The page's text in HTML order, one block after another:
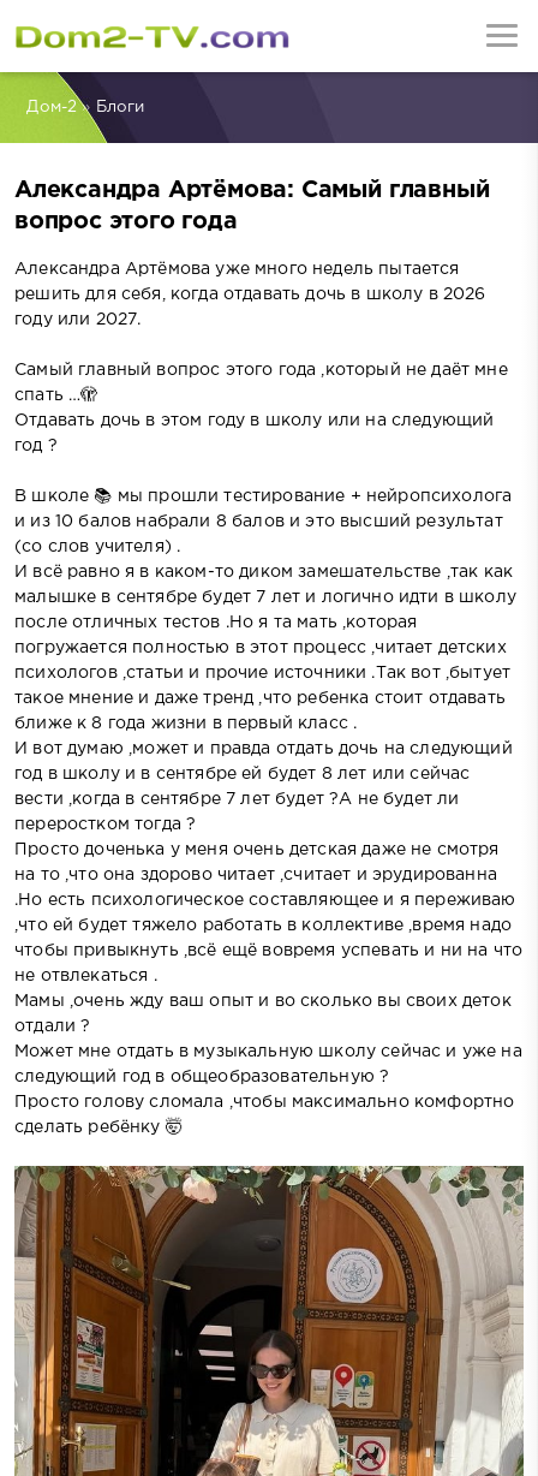
Дом-2» Блоги
Александра Артёмова: Самый главный
вопрос этого года
Александра Артёмова уже много недель пытается
решить для себя, когда отдавать дочь в школу в 2026
году или 2027.
Самый главный вопрос этого года ,который не даёт мне
спать …🫣
Отдавать дочь в этом году в школу или на следующий
год ?
В школе 📚 мы прошли тестирование + нейропсихолога
и из 10 балов набрали 8 балов и это высший результат
(со слов учителя) .
И всё равно я в каком-то диком замешательстве ,так как
малышке в сентябре будет 7 лет и логично идти в школу
после отличных тестов .Но я та мать ,которая
погружается полностью в этот процесс ,читает детских
психологов ,статьи и прочие источники .Так вот ,бытует
такое мнение и даже тренд ,что ребенка стоит отдавать
ближе к 8 года жизни в первый класс .
И вот думаю ,может и правда отдать дочь на следующий
год в школу и в сентябре ей будет 8 лет или сейчас
вести ,когда в сентябре 7 лет будет ?А не будет ли
переростком тогда ?
Просто доченька у меня очень детская даже не смотря
на то ,что она здорово читает ,считает и эрудированна
.Но есть психологическое составляющее и я переживаю
,что ей будет тяжело работать в коллективе ,время надо
чтобы привыкнуть ,всё ещё вовремя успевать и ни на что
не отвлекаться .
Мамы ,очень жду ваш опыт и во сколько вы своих деток
отдали ?
Может мне отдать в музыкальную школу сейчас и уже на
следующий год в общеобразовательную ?
Просто голову сломала ,чтобы максимально комфортно
сделать ребёнку 🤯